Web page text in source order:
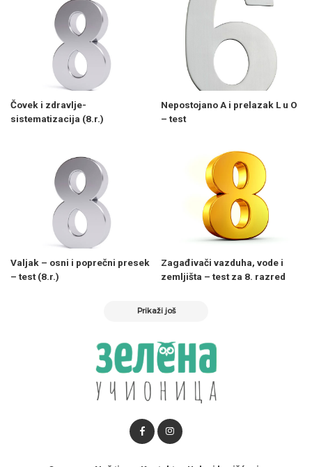
Čovek i zdravlje-
sistematizacija (8.r.)
Nepostojano A i prelazak L u O
– test
Valjak – osni i poprečni presek
– test (8.r.)
Zagađivači vazduha, vode i
zemljišta – test za 8. razred
Prikaži još